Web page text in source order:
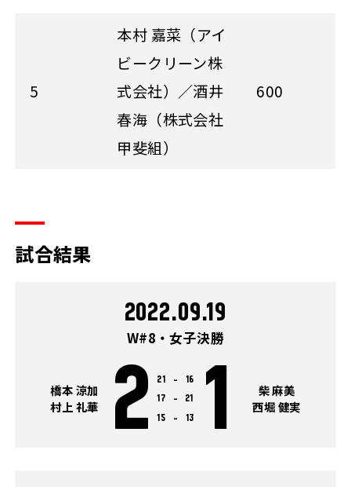
5
本村 嘉菜（アイ
ビークリーン株
式会社）／酒井
春海（株式会社
甲斐組）
600
試合結果
2022.09.19
W#8・女子決勝
橋本 涼加
村上 礼華
2 21 -
16
17
-
21
15
- 13 1
柴 麻美
西堀 健実